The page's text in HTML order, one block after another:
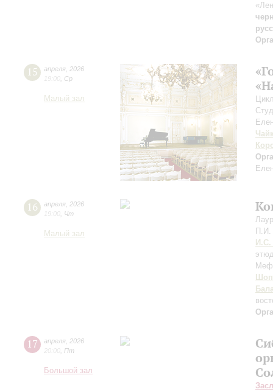
15 апреля 2026
19:00 Ср
Малый зал
16 апреля 2026
19:00 Чт
Малый зал
П.И.
И.С.
17 апреля 2026
20:00 Пт
Большой зал